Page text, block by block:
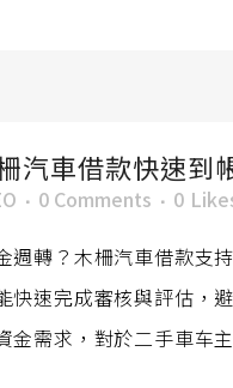
汽車借款快速到
0 Comments 0
週轉？木柵汽車借款
快速完成審核與評估
需求，對於二手車车